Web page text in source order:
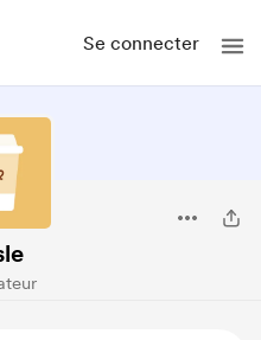
Se connecter